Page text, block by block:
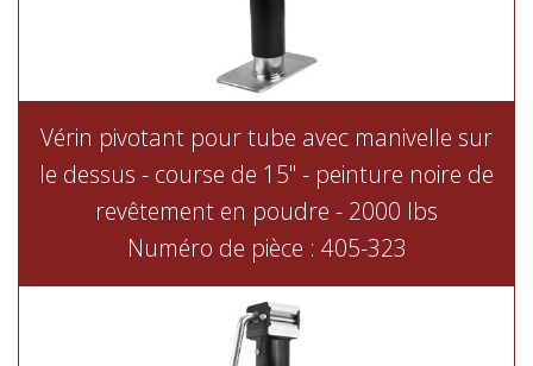
Vérin pivotant pour tube avec manivelle sur
le dessus - course de 15" - peinture noire de
revêtement en poudre - 2000 lbs
Numéro de pièce : 405-323